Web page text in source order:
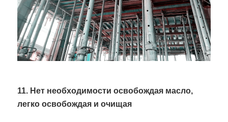
11. Нет необходимости освобождая масло,
легко освобождая и очищая